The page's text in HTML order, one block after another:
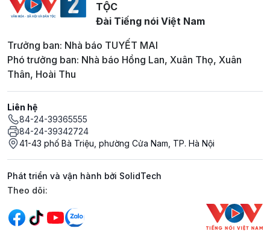
TỘC
Đài Tiếng nói Việt Nam
Trưởng ban: Nhà báo TUYẾT MAI
Phó trưởng ban: Nhà báo Hồng Lan, Xuân Thọ, Xuân
Thân, Hoài Thu
Liên hệ
84-24-39365555
84-24-39342724
41-43 phố Bà Triệu, phường Cửa Nam, TP. Hà Nội
Phát triển và vận hành bởi SolidTech
Mạng xã hội
Theo dõi: